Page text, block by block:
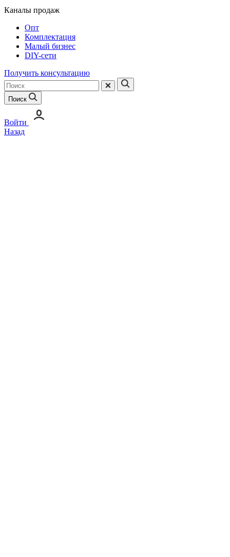
Каналы продаж
Опт
Комплектация
Малый бизнес
DIY-сети
Получить консультацию
Поиск
Войти
Назад